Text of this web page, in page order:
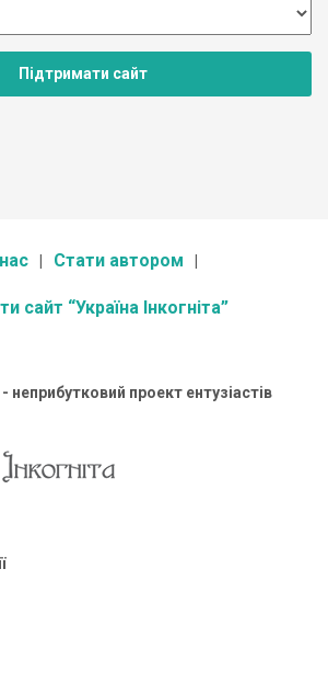
Підтримати сайт
Стати автором
сайт “Україна Інкогніта”
- неприбутковий проект ентузіастів